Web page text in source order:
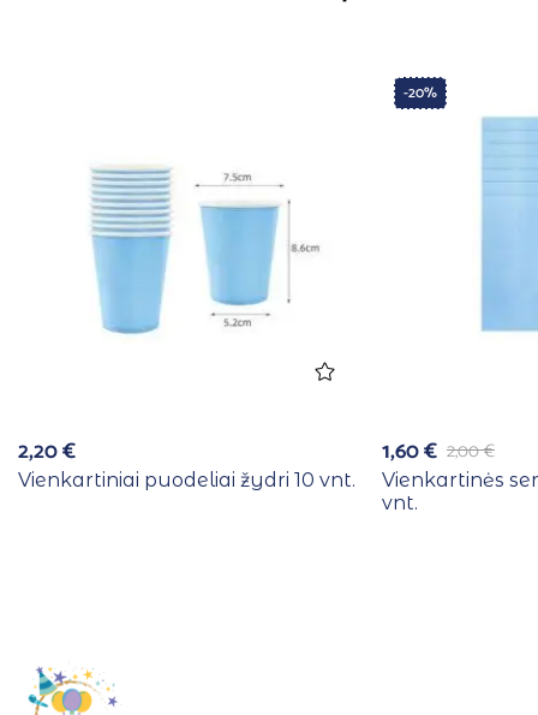
2,20€
Vienkartiniai puodeliai žydri 10 vnt.
-20%
2,00€
1,60€
Vienkartinės
vnt.